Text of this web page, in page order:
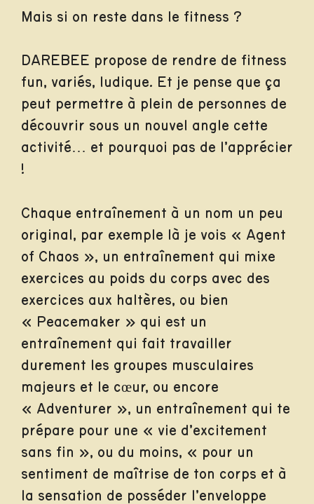
Mais si on reste dans le fitness ?
DAREBEE propose de rendre de fitness
fun, variés, ludique. Et je pense que ça
peut permettre à plein de personnes de
découvrir sous un nouvel angle cette
activité… et pourquoi pas de l’apprécier
!
Chaque entraînement à un nom un peu
original, par exemple là je vois « Agent
of Chaos », un entraînement qui mixe
exercices au poids du corps avec des
exercices aux haltères, ou bien
« Peacemaker » qui est un
entraînement qui fait travailler
durement les groupes musculaires
majeurs et le cœur, ou encore
« Adventurer », un entraînement qui te
prépare pour une « vie d’excitement
sans fin », ou du moins, « pour un
sentiment de maîtrise de ton corps et à
la sensation de posséder l’enveloppe